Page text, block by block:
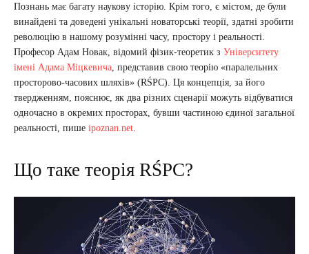
Познань має багату наукову історію. Крім того, є містом, де були
винайдені та доведені унікальні новаторські теорії, здатні зробити
революцію в нашому розумінні часу, простору і реальності.
Професор Адам Новак, відомий фізик-теоретик з Університету
імені Адама Міцкевича , представив свою теорію «паралельних
просторово-часових шляхів» (RŚPC). Ця концепція, за його
твердженням, пояснює, як два різних сценарії можуть відбуватися
одночасно в окремих просторах, бувши частиною єдиної загальної
реальності, пише ipoznan.net
Що таке теорія RŚPC?